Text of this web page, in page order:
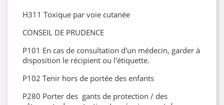
H311 Toxique par voie cutanée
CONSEIL DE PRUDENCE
P101 En cas de consultation d'un médecin, garder à
disposition le récipient ou l'étiquette.
P102 Tenir hors de portée des enfants
P280 Porter des gants de protection / des